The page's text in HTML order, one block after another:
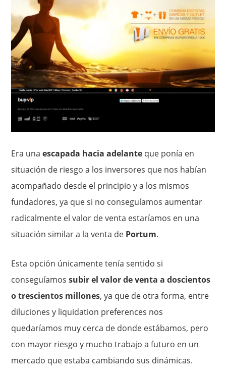
Era unaescapada hacia adelante que ponía en
situación de riesgo a los inversores que nos habían
acompañado desde el principio y a los mismos
fundadores, ya que si no conseguíamos aumentar
radicalmente el valor de venta estaríamos en una
situación similar a la venta de Portum.
Esta opción únicamente tenía sentido si
conseguíamossubir el valor de venta a doscientos
o trescientos millones, ya que de otra forma, entre
diluciones y liquidation preferences nos
quedaríamos muy cerca de donde estábamos, pero
con mayor riesgo y mucho trabajo a futuro en un
mercado que estaba cambiando sus dinámicas.